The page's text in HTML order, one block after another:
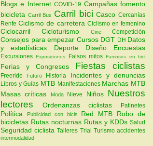
Blogs e InternetCOVID-19 Campañas fomento
bicicleta Carril Bus Carril biciCascoCercanías
RenfeCiclismo de carretera Ciclismo en femenino
CiclocarrilCicloturismo CineCompetición
Consejos para empezar Cursos DGT DH Datos
y estadísticas Deporte Diseño Encuestas
ExcursionesExposiciones Falsos mitosFamosos en bici
Ferias y Congresos Fiestas ciclistas
Freeride Futuro Historia Incidentes y denuncias
Libros y Guías MTB Manifestaciones Marchas MTB
Masas críticas
Moda Nieve Niños Nuestros
lectores
Ordenanzas ciclistas Patinetes
Política Publicidad con bicis Red MTB Robo de
bicicletas Rutas nocturnas Rutas y KDDs Salud
Seguridad ciclistaTalleres Trial Turismoaccidentes
intermodalidad